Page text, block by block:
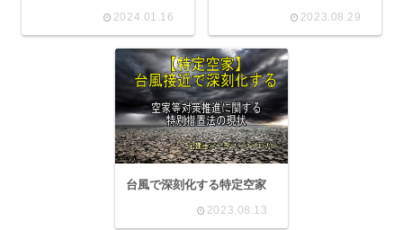
2024.01.16 2023.08.29
台風で深刻化する特定空家
2023.08.13